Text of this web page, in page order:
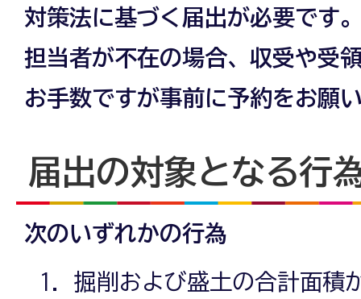
対策法に基づく届出が必要です
担当者が不在の場合、収受や受
お手数ですが事前に予約をお願
届出の対象となる行
次のいずれかの行為
掘削および盛土の合計面積